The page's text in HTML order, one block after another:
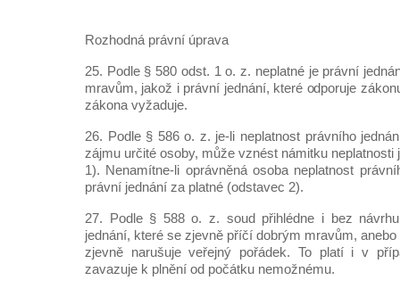
Rozhodná právní úprava
25. Podle § 580 odst. 1 o. z. neplatné je právní
mravům, jakož i právní jednání, které odporuje
zákona vyžaduje.
26. Podle § 586 o. z. je-li neplatnost právního
zájmu určité osoby, může vznést námitku neplatnosti
1). Nenamítne-li oprávněná osoba neplatnost
právní jednání za platné (odstavec 2).
27. Podle § 588 o. z. soud přihlédne i bez
jednání, které se zjevně příčí dobrým mravům,
zjevně narušuje veřejný pořádek. To platí i v
zavazuje k plnění od počátku nemožnému.